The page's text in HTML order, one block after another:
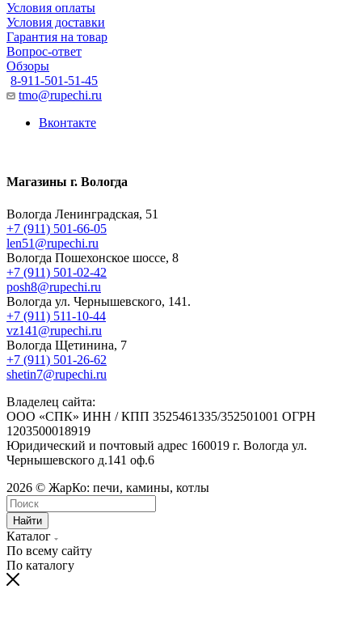
Условия оплаты
Условия доставки
Гарантия на товар
Вопрос-ответ
Обзоры
8-911-501-51-45
tmo@rupechi.ru
Вконтакте
Магазины г. Вологда
Вологда Ленинградская, 51
+7 (911) 501-66-05
len51@rupechi.ru
Вологда Пошехонское шоссе, 8
+7 (911) 501-02-42
posh8@rupechi.ru
Вологда ул. Чернышевского, 141.
+7 (911) 511-10-44
vz141@rupechi.ru
Вологда Щетинина, 7
+7 (911) 501-26-62
shetin7@rupechi.ru
Владелец сайта:
ООО «СПК» ИНН / КПП 3525461335/352501001 ОГРН
1203500018919
Юридический и почтовый адрес 160019 г. Вологда ул.
Чернышевского д.141 оф.6
2026 © ЖарКо: печи, камины, котлы
Найти
Каталог
По всему сайту
По каталогу